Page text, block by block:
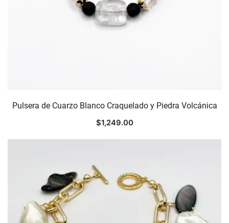
Pulsera de Cuarzo Blanco Craquelado y Piedra Volcánica
$1,249.00